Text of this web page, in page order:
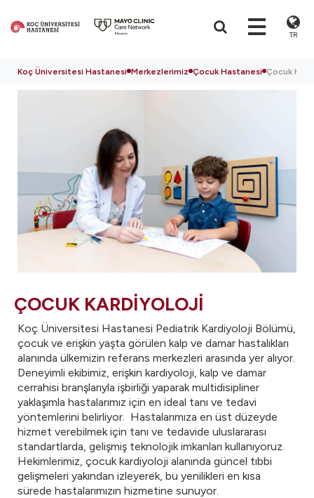
TR
Koç Üniversitesi Hastanesi Merkezlerimiz Çocuk Hastanesi Çocuk
ÇOCUK KARDİYOLOJİ
Koç Üniversitesi Hastanesi Pediatrik Kardiyoloji Bölümü,
çocuk ve erişkin yaşta görülen kalp ve damar hastalıkları
alanında ülkemizin referans merkezleri arasında yer alıyor.
Deneyimli ekibimiz, erişkin kardiyoloji, kalp ve damar
cerrahisi branşlarıyla işbirliği yaparak multidisipliner
yaklaşımla hastalarımız için en ideal tanı ve tedavi
yöntemlerini belirliyor. Hastalarımıza en üst düzeyde
hizmet verebilmek için tanı ve tedavide uluslararası
standartlarda, gelişmiş teknolojik imkanları kullanıyoruz.
Hekimlerimiz, çocuk kardiyoloji alanında güncel tıbbi
gelişmeleri yakından izleyerek, bu yenilikleri en kısa
sürede hastalarımızın hizmetine sunuyor.